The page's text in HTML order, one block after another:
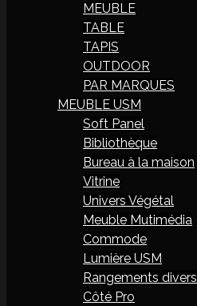
MEUBLE
TABLE
TAPIS
OUTDOOR
PAR MARQUES
MEUBLE USM
Soft Panel
Bibliothèque
Bureau à la maison
Vitrine
Univers Végétal
Meuble Mutimédia
Commode
Lumière USM
Rangements divers
Côté Pro